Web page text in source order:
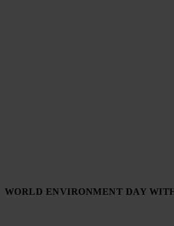
WORLD ENVIRONMENT DAY